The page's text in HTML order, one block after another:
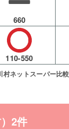
660
110-550
村ネットスーパー比較
2件